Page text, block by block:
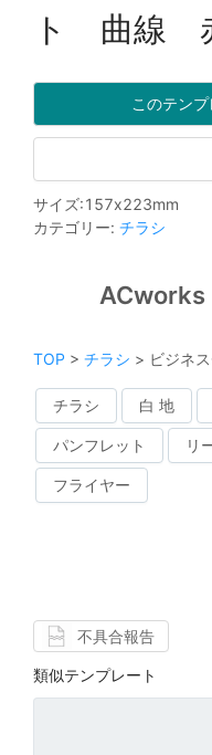
ト 曲線
このテンプ
サイズ:157x223mm
カテゴリー: チラシ
ACworks
TOP > チラシ > ビジネ
チラシ 白 地
パンフレット リ
フライヤー
不具合報告
類似テンプレート